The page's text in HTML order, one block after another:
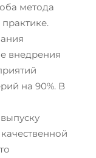
метода
внедрения
на 90%. В